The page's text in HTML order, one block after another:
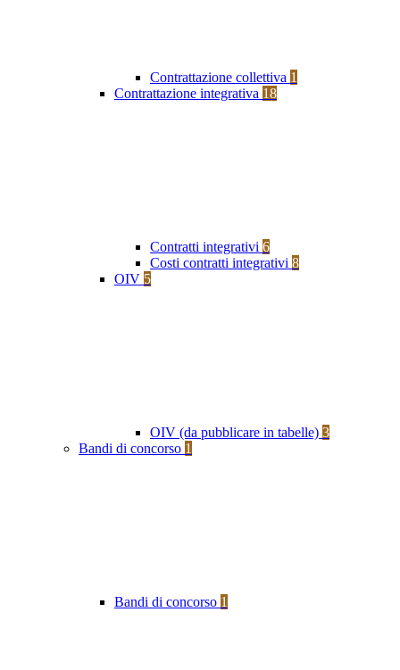
Contrattazione collettiva 1
Contrattazione integrativa 18
Contratti integrativi 6
Costi contratti integrativi 8
OIV 5
OIV (da pubblicare in tabelle) 3
Bandi di concorso 1
Bandi di concorso 1